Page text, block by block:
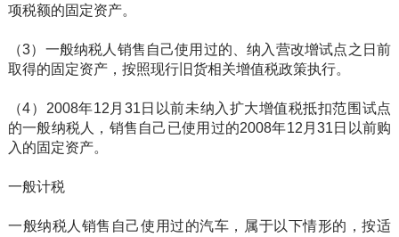
项税额的固定资产。
（3）一般纳税人销售自己使用过的、纳入营改增试点之日前
取得的固定资产，按照现行旧货相关增值税政策执行。
（4）2008年12月31日以前未纳入扩大增值税抵扣范围试点
的一般纳税人，销售自己已使用过的2008年12月31日以前购
入的固定资产。
一般计税
一般纳税人销售自己使用过的汽车，属于以下情形的，按适